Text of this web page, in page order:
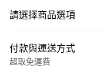
請選擇商品選項
付款與運送方式
超取免運費